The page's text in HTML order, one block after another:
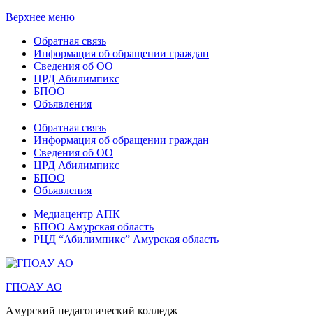
Верхнее меню
Обратная связь
Информация об обращении граждан
Сведения об ОО
ЦРД Абилимпикс
БПОО
Объявления
Обратная связь
Информация об обращении граждан
Сведения об ОО
ЦРД Абилимпикс
БПОО
Объявления
Медиацентр АПК
БПОО Амурская область
РЦД “Абилимпикс” Амурская область
ГПОАУ АО
Амурский педагогический колледж